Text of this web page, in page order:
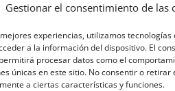
Gestionar el consentimiento de las
experiencias, utilizamos tecnologías
a la información del dispositivo. El
procesar datos como el
únicas en este sitio. No consentir o retirar
a ciertas características y funciones.